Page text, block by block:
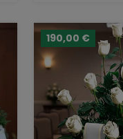
190,00 €